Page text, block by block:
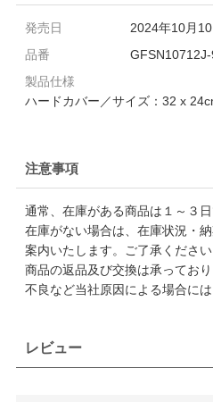
発売日
2024年10月10
品番
製品仕様
ハードカバー／サイズ：32 x
注意事項
通常、在庫がある商品は１～３日
在庫がない場合は、在庫状況・
案内いたします。ご了承ください
商品の返品及び交換は承ってお
不良など当社原因による場合に
レビュー